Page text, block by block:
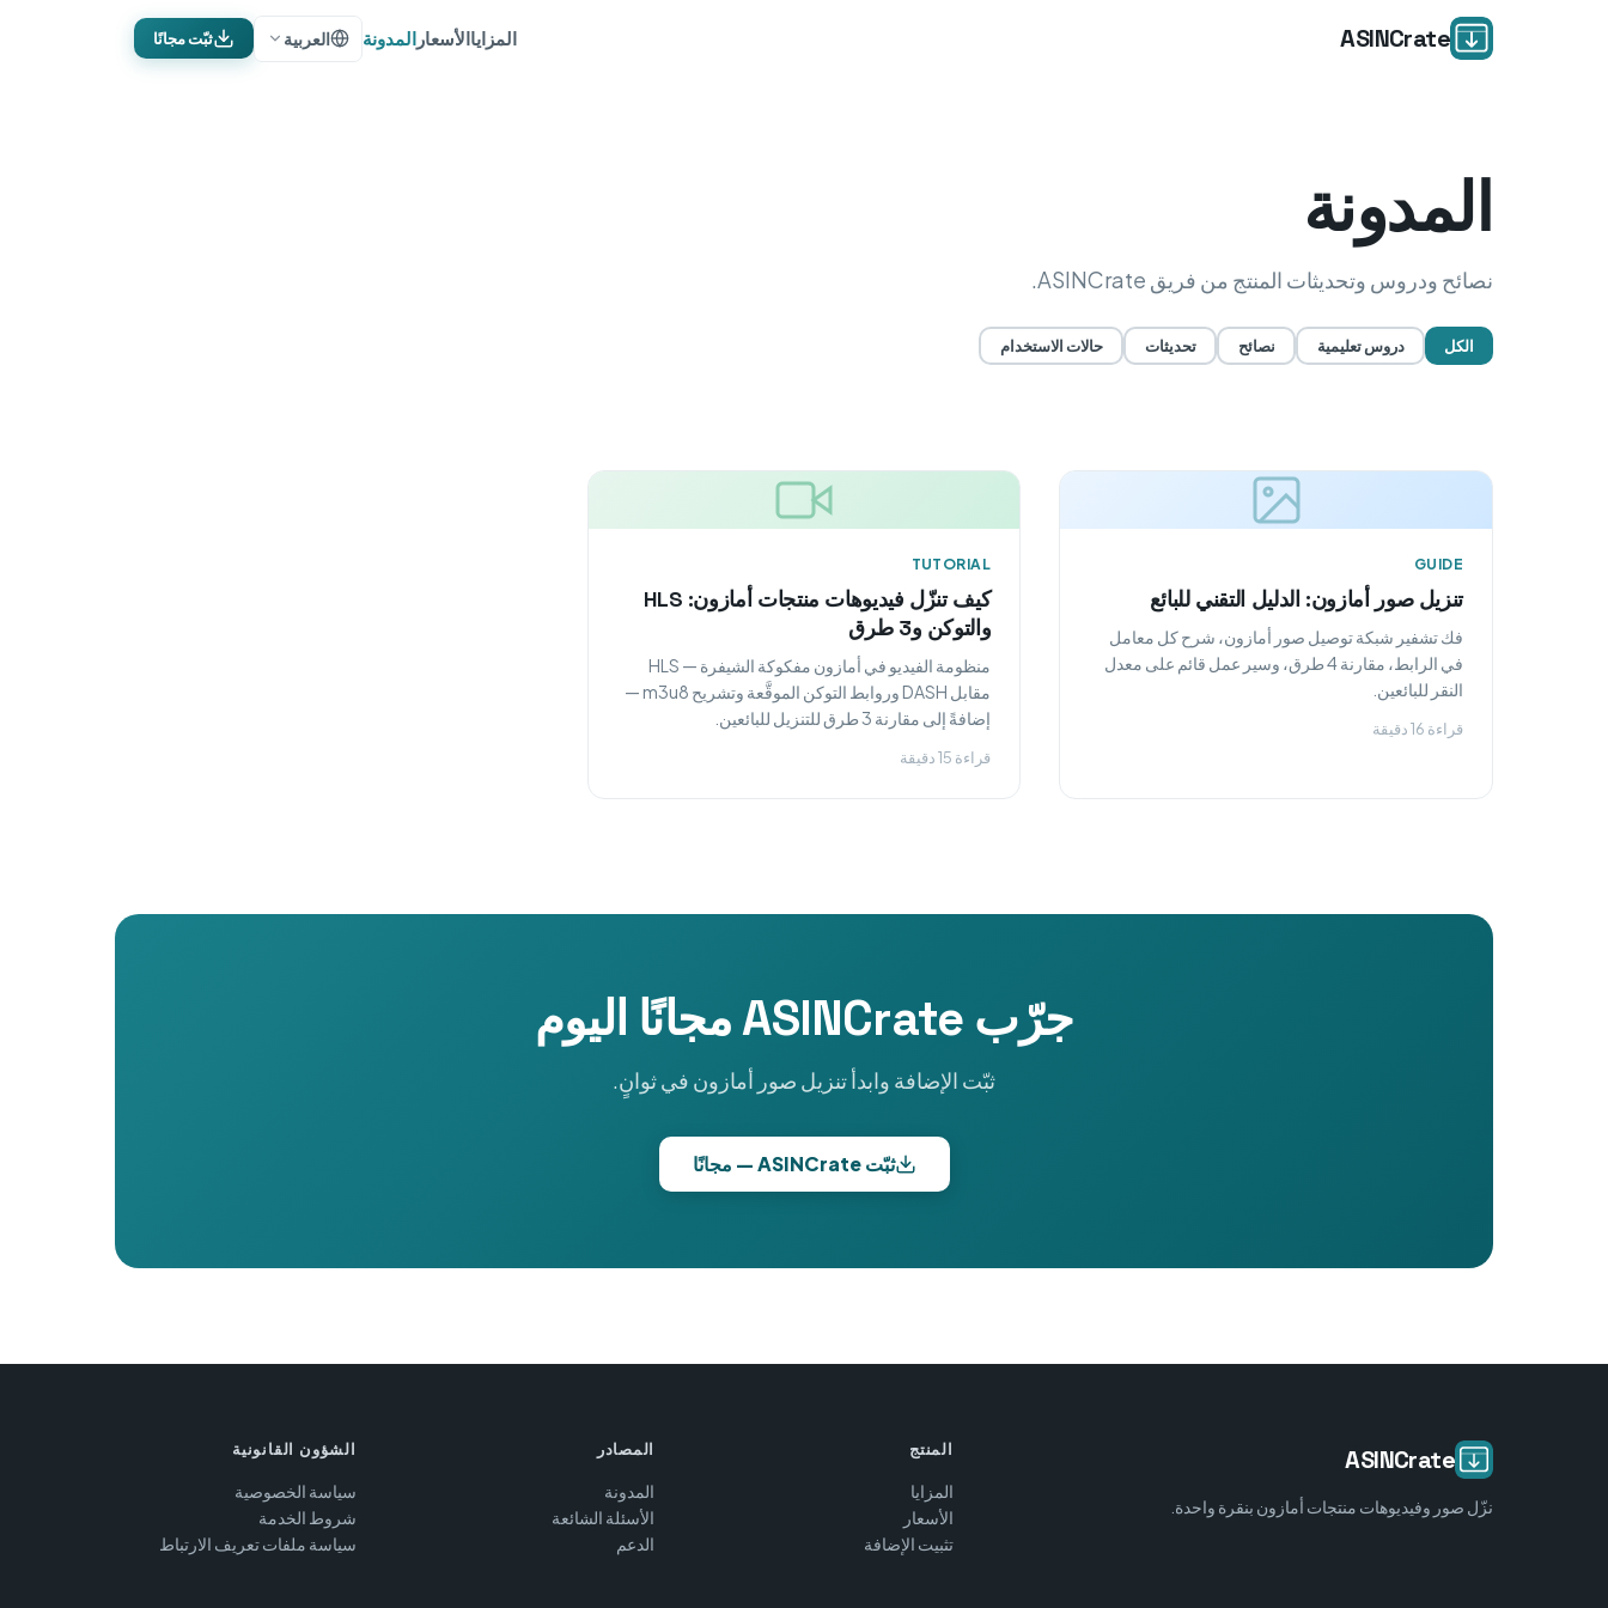
ASINCrate المزاياالأسعار المدونة العربية ثبّت مجانًا
المدونة
نصائح ودروس وتحديثات المنتج من فريق ASINCrate.
الكل دروس تعليمية نصائح تحديثات حالات الاستخدام
GUIDE
تنزيل صور أمازون: الدليل التقني للبائع
فك تشفير شبكة توصيل صور أمازون، شرح كل معامل
في الرابط، مقارنة 4 طرق، وسير عمل قائم على معدل
النقر للبائعين.
قراءة 16 دقيقة
TUTORIAL
كيف تنزّل فيديوهات منتجات أمازون: HLS
والتوكن و3 طرق
منظومة الفيديو في أمازون مفكوكة الشيفرة — HLS
مقابل DASH وروابط التوكن الموقَّعة وتشريح m3u8 —
إضافةً إلى مقارنة 3 طرق للتنزيل للبائعين.
قراءة 15 دقيقة
جرّب ASINCrate مجانًا اليوم
ثبّت الإضافة وابدأ تنزيل صور أمازون في ثوانٍ.
ثبّت ASINCrate — مجانًا
ASINCrate
نزّل صور وفيديوهات منتجات أمازون بنقرة واحدة.
المنتج
المزايا
الأسعار
تثبيت الإضافة
المصادر
المدونة
الأسئلة الشائعة
الدعم
الشؤون القانونية
سياسة الخصوصية
شروط الخدمة
سياسة ملفات تعريف الارتباط